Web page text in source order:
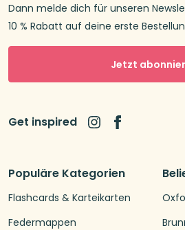
Populäre Kategorien
Flashcards & Karteikarten
Federmappen
Dann melde dich für unseren
10 % Rabatt auf deine erste
Jetzt
Get inspired